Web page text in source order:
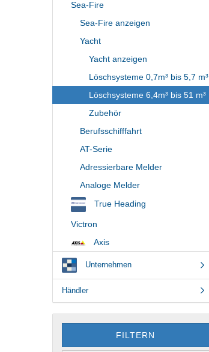
Sea-Fire
Sea-Fire anzeigen
Yacht
Yacht anzeigen
Löschsysteme 0,7m³ bis 5,7 m³
Löschsysteme 6,4m³ bis 51 m³
Zubehör
Berufsschifffahrt
AT-Serie
Adressierbare Melder
Analoge Melder
True Heading
Victron
Axis
Unternehmen
Händler
FILTERN